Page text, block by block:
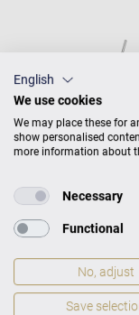
English
We use cookies
We may place these for
show personalised
more information about
Necessary
Functional
No, adjust
Save